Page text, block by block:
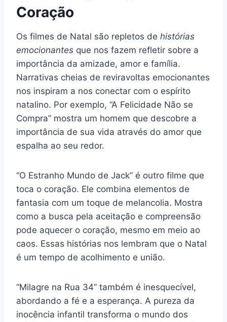
Coração
Os filmes de Natal são repletos de histórias
emocionantes que nos fazem refletir sobre a
importância da amizade, amor e família.
Narrativas cheias de reviravoltas emocionantes
nos inspiram a nos conectar com o espírito
natalino. Por exemplo, “A Felicidade Não se
Compra” mostra um homem que descobre a
importância de sua vida através do amor que
espalha ao seu redor.
“O Estranho Mundo de Jack” é outro filme que
toca o coração. Ele combina elementos de
fantasia com um toque de melancolia. Mostra
como a busca pela aceitação e compreensão
pode aquecer o coração, mesmo em meio ao
caos. Essas histórias nos lembram que o Natal
é um tempo de acolhimento e união.
“Milagre na Rua 34” também é inesquecível,
abordando a fé e a esperança. A pureza da
inocência infantil transforma o mundo dos